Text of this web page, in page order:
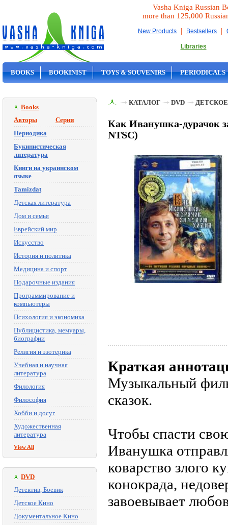
Vasha Kniga Russian
more than 125,000
New Products | Bestsellers |
Libraries
BOOKS BOOKINIST TOYS & SOUVENIRS PERIODICALS
Books
Авторы
Серии
Периодика
Букинистическая
литература
Книги на украинском
языке
Tamizdat
Детская литература
Дом и семья
Еврейский мир
Искусство
История и политика
Медицина и спорт
Подарочные издания
Программирование и
компьютеры
Психология и экономика
Публицистика, мемуары,
биографии
Религия и эзотерика
Учебная и научная
литература
Филология
Философия
Хобби и досуг
Художественная
литература
View All
DVD
Детектив, Боевик
Детское Кино
Документальное Кино
КАТАЛОГ DVD
Как Иванушка-дурачок
NTSC)
Краткая
Музыкальный
сказок.
Чтобы спасти
Иванушка
коварство злого
конокрада,
завоевывает